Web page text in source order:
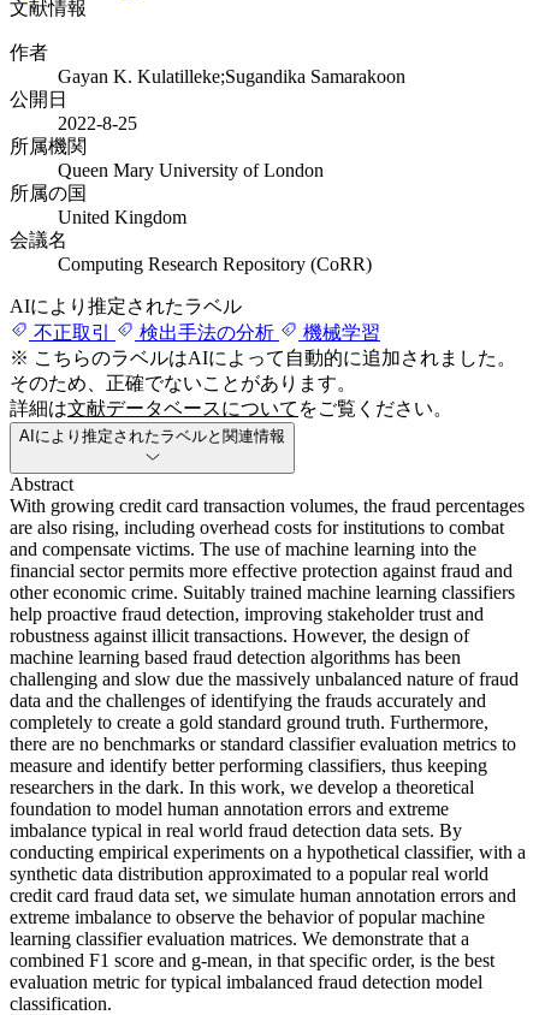
文献情報
作者
Gayan K. Kulatilleke;Sugandika Samarakoon
公開日
2022-8-25
所属機関
Queen Mary University of London
所属の国
United Kingdom
会議名
Computing Research Repository (CoRR)
AIにより推定されたラベル
不正取引
検出手法の分析
機械学習
※ こちらのラベルはAIによって自動的に追加されました。
そのため、正確でないことがあります。
詳細は文献データベースについて をご覧ください。
AIにより推定されたラベルと関連情報
Abstract
With growing credit card transaction volumes, the fraud percentages
are also rising, including overhead costs for institutions to combat
and compensate victims. The use of machine learning into the
financial sector permits more effective protection against fraud and
other economic crime. Suitably trained machine learning classifiers
help proactive fraud detection, improving stakeholder trust and
robustness against illicit transactions. However, the design of
machine learning based fraud detection algorithms has been
challenging and slow due the massively unbalanced nature of fraud
data and the challenges of identifying the frauds accurately and
completely to create a gold standard ground truth. Furthermore,
there are no benchmarks or standard classifier evaluation metrics to
measure and identify better performing classifiers, thus keeping
researchers in the dark. In this work, we develop a theoretical
foundation to model human annotation errors and extreme
imbalance typical in real world fraud detection data sets. By
conducting empirical experiments on a hypothetical classifier, with a
synthetic data distribution approximated to a popular real world
credit card fraud data set, we simulate human annotation errors and
extreme imbalance to observe the behavior of popular machine
learning classifier evaluation matrices. We demonstrate that a
combined F1 score and g-mean, in that specific order, is the best
evaluation metric for typical imbalanced fraud detection model
classification.